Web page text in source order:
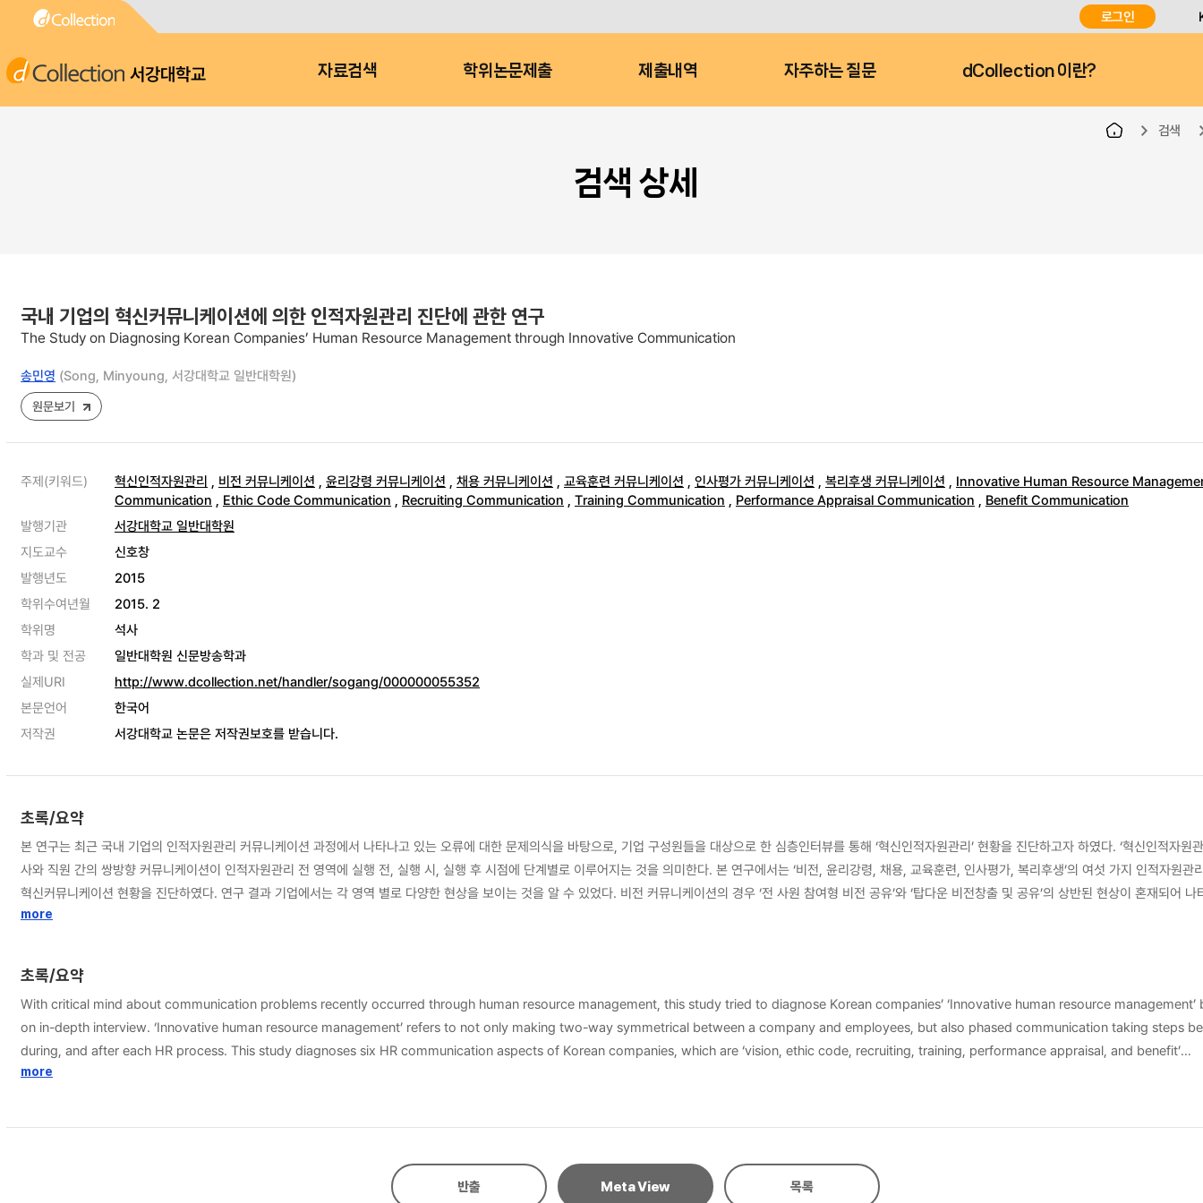
로그인
서강대학교 자료검색 학위논문제출 제출내역 자주하는 질문 dCollection 이란?
검색
검색 상세
국내 기업의 혁신커뮤니케이션에 의한 인적자원관리 진단에 관한 연구
The Study on Diagnosing Korean Companies’ Human Resource Management through Innovative Communication
송민영 (Song, Minyoung, 서강대학교 일반대학원)
원문보기
주제(키워드) 혁신인적자원관리 , 비전 커뮤니케이션 , 윤리강령 커뮤니케이션 , 채용 커뮤니케이션 , 교육훈련 커뮤니케이션 , 인사평가 커뮤니케이션 , 복리후생 커뮤니케이션 , Innovative Human Resource
Communication , Ethic Code Communication , Recruiting Communication , Training Communication , Performance Appraisal Communication , Benefit Communication
발행기관
서강대학교 일반대학원
지도교수
신호창
발행년도
2015
학위수여년월
2015. 2
학위명
석사
학과 및 전공
일반대학원 신문방송학과
실제URI
http://www.dcollection.net/handler/sogang/000000055352
본문언어
한국어
저작권
서강대학교 논문은 저작권보호를 받습니다.
초록/요약
본 연구는 최근 국내 기업의 인적자원관리 커뮤니케이션 과정에서 나타나고 있는 오류에 대한 문제의식을 바탕으로, 기업 구성원들을 대상으로 한 심층인터뷰를 통해 ‘혁신인적자원관리’ 현황을 진단하고자 하였다. ‘혁신인적자원
사와 직원 간의 쌍방향 커뮤니케이션이 인적자원관리 전 영역에 실행 전, 실행 시, 실행 후 시점에 단계별로 이루어지는 것을 의미한다. 본 연구에서는 ‘비전, 윤리강령, 채용, 교육훈련, 인사평가, 복리후생’의 여섯 가지 인적자원관
혁신커뮤니케이션 현황을 진단하였다. 연구 결과 기업에서는 각 영역 별로 다양한 현상을 보이는 것을 알 수 있었다. 비전 커뮤니케이션의 경우 ‘전 사원 참여형 비전 공유’와 ‘탑다운 비전창출 및 공유’의 상반된 현상이 혼재되어 나타났고, 비
전 인지 및 실천 여부에 대한 피드백은 전반적으로 미비한 것으로 드러났다. 윤리강령 커뮤니케이션 영역의 경우 윤리강령 제정은 주로 탑다운식으로 이루어지고 있었으나 윤리강령 준수를 위한 커뮤니케이션은 비교적 적극적인
받아들이지 못하는 분위기와 함께 평가 시 상사, 부하, 동료의 눈치를 보는 현상과 불투명한 평가 기준에 대한 불만이 만연했다. 복리후생 커뮤니케이션 역시 사원들의 필요와 피드백을 반영한 ‘쌍방향 복리후생 커뮤니케이션’과 ‘커
션이 없는 복리후생’으로 나뉘었다. 공통적으로는 직원들의 복리후생 제도 이용에 대해 소극적으로 수용하는 모습을 보였다. 이러한 현상들을 종합하여 본 연구에서는 인적자원관리 전 영역에 나타난 열린 쌍방향 커뮤니케이션 현
인적자원관리의 ‘촉진제’로, 폐쇄적 커뮤니케이션 현상을 ‘장애물’로 각각 정리하였다. 마지막으로 심층인터뷰를 통해 나타난 연구 결과를 바탕으로 국내 기업의 혁신인적자원관리 실현을 위해 ‘커뮤니케이션 체계 및 규정 확립, 전
재, 유지’의 3단계의 명시지 및 암묵지 커뮤니케이션을 제언했다. 본 연구는 인적자원관리와 PR의 사내 커뮤니케이션을 통합적으로 접목시켜 ‘혁신인적자원관리’라는 새로운 개념을 창출하고 국내 기업의 현황을 진단하여 제언했다는 데에
의의가 있으나, 산업군 별, 기업 규모 별로 나타나는 인적자원관리의 특성을 고려하지 못했다는 한계점을 지닌다.
more
초록/요약
With critical mind about communication problems recently occurred through human resource management, this study tried to diagnose Korean companies’ ‘Innovative human resource management’
on in-depth interview. ‘Innovative human resource management’ refers to not only making two-way symmetrical between a company and employees, but also phased communication taking steps
during, and after each HR process. This study diagnoses six HR communication aspects of Korean companies, which are ‘vision, ethic code, recruiting, training, performance appraisal, and benefit’
communications. According to results, there existed various phenomena for each HR communication areas. When it comes to vision communication, ‘making and sharing vision with all of company members’
acquaintance or network to select new employees, rather than advertising their companies actively to job seekers like other major companies. Fourth, in the training communication area, contrasting
phenomena which are ‘active communication before and after training’, and ‘ training with no communication’, coexisted. Fifth, performance appraisal communication showed distinctive phenomena
more
반출 Meta View 목록